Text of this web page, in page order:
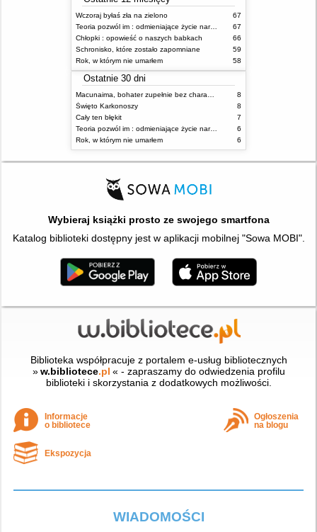
Wczoraj byłaś zła na zielono
67
Teoria pozwól im : odmieniające życie narzędzie, o którym mówią miliony ludzi
67
Chłopki : opowieść o naszych babkach
66
Schronisko, które zostało zapomniane
59
Rok, w którym nie umarłem
58
Ostatnie 30 dni
8
Święto Karkonoszy
8
Cały ten błękit
7
Teoria pozwól im : odmieniające życie narzędzie, o którym mówią miliony ludzi
6
Rok, w którym nie umarłem
6
Wybieraj książki prosto ze swojego smartfona
Katalog biblioteki dostępny jest w aplikacji mobilnej "Sowa MOBI".
Biblioteka współpracuje z portalem e-usług bibliotecznych
» w.bibliotece.pl « - zapraszamy do odwiedzenia profilu
biblioteki i skorzystania z dodatkowych możliwości.
Informacje
o bibliotece
Ogłoszenia
na blogu
Ekspozycja
WIADOMOŚCI